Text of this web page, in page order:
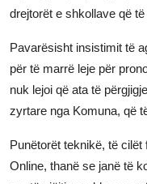
drejtorët e shkollave që
Pavarësisht insistimit të
për të marrë leje për
nuk lejoi që ata të
zyrtare nga Komuna, që
Punëtorët teknikë, të
Online, thanë se janë të